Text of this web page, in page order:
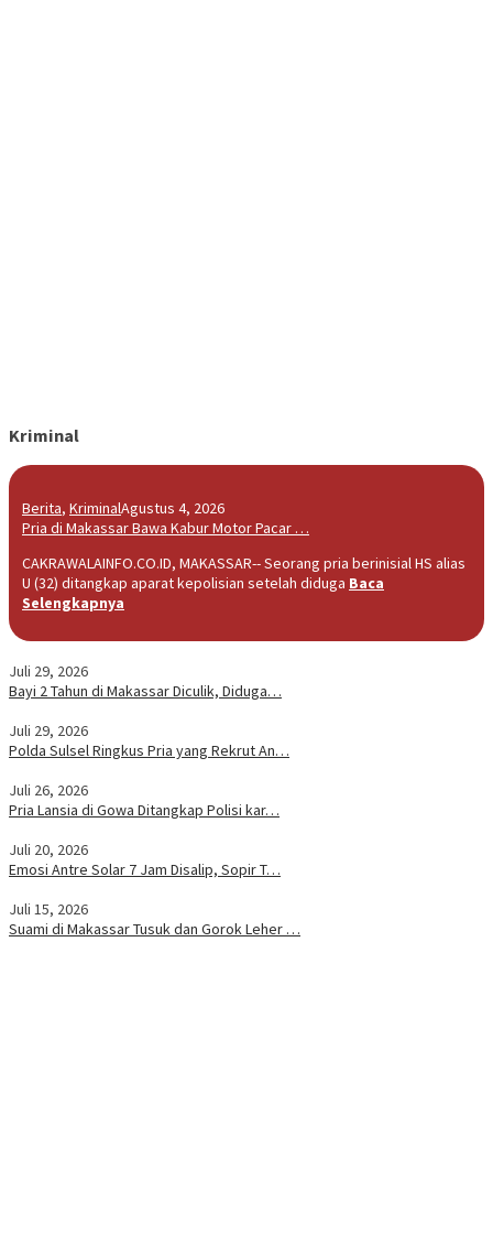
Kriminal
Berita, KriminalAgustus 4, 2026
Pria di Makassar Bawa Kabur Motor Pacar …
CAKRAWALAINFO.CO.ID, MAKASSAR-- Seorang pria berinisial HS alias
U (32) ditangkap aparat kepolisian setelah diduga Baca
Selengkapnya
Juli 29, 2026
Bayi 2 Tahun di Makassar Diculik, Diduga…
Juli 29, 2026
Polda Sulsel Ringkus Pria yang Rekrut An…
Juli 26, 2026
Pria Lansia di Gowa Ditangkap Polisi kar…
Juli 20, 2026
Emosi Antre Solar 7 Jam Disalip, Sopir T…
Juli 15, 2026
Suami di Makassar Tusuk dan Gorok Leher …